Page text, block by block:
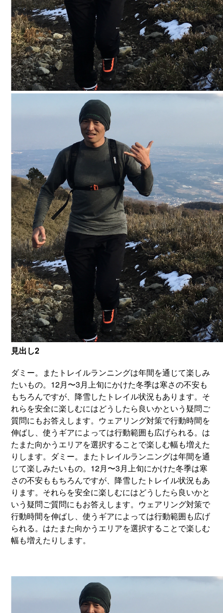
見出し2
ダミー。またトレイルランニングは年間を通じて楽しみ
たいもの。12月〜3月上旬にかけた冬季は寒さの不安も
もちろんですが、降雪したトレイル状況もあります。そ
れらを安全に楽しむにはどうしたら良いかという疑問ご
質問にもお答えします。ウェアリング対策で行動時間を
伸ばし、使うギアによっては行動範囲も広げられる。は
たまた向かうエリアを選択することで楽しむ幅も増えた
りします。ダミー。またトレイルランニングは年間を通
じて楽しみたいもの。12月〜3月上旬にかけた冬季は寒
さの不安ももちろんですが、降雪したトレイル状況もあ
ります。それらを安全に楽しむにはどうしたら良いかと
いう疑問ご質問にもお答えします。ウェアリング対策で
行動時間を伸ばし、使うギアによっては行動範囲も広げ
られる。はたまた向かうエリアを選択することで楽しむ
幅も増えたりします。